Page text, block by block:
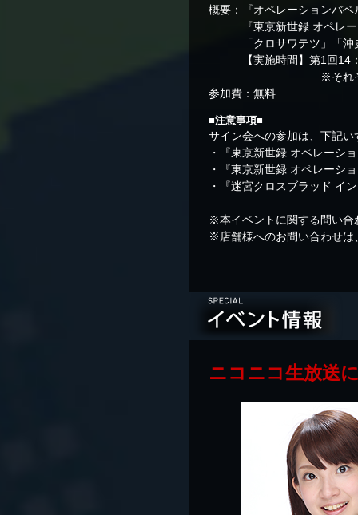
概要：『オペレーションバ
『東京新世録 オペレー
「クロサワテツ」「沖
【実施時間】第1回14：
※それぞれ定員は
参加費：無料
■注意事項■
サイン会への参加は、下記
・『東京新世録 オペレーシ
・『東京新世録 オペレーシ
・『迷宮クロスブラッド イ
※本イベントに関する問い合
※店舗様へのお問い合わせは
ニコニコ生放送